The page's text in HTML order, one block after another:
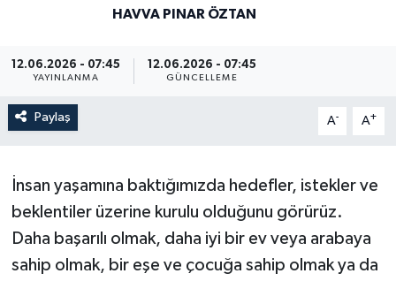
HAVVA PINAR ÖZTAN
12.06.2026 - 07:45
YAYINLANMA
12.06.2026 - 07:45
GÜNCELLEME
Paylaş A- A+
İnsan yaşamına baktığımızda hedefler, istekler ve
beklentiler üzerine kurulu olduğunu görürüz.
Daha başarılı olmak, daha iyi bir ev veya arabaya
sahip olmak, bir eşe ve çocuğa sahip olmak ya da
Turizm
Haber Arşivi